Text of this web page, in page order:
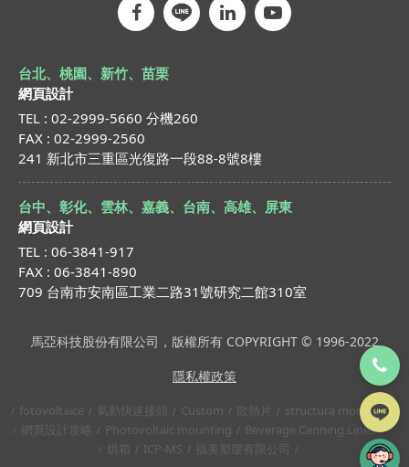
台北、桃園、新竹、苗栗
網頁設計
TEL : 02-2999-5660 分機260
FAX : 02-2999-2560
241 新北市三重區光復路一段88-8號8樓
台中、彰化、雲林、嘉義、台南、高雄、屏東
網頁設計
TEL : 06-3841-917
FAX : 06-3841-890
709 台南市安南區工業二路31號研究二館310室
馬亞科技股份有限公司，版權所有 COPYRIGHT © 1996-2022
隱私權政策
fotovoltaice 氣動快速接頭 Custom 散熱片
structura montaj
網頁設計攻略
Photovoltaic mounting
Beverage Canning Lines
烘箱
ICP-MS 福美塑膠有限公司